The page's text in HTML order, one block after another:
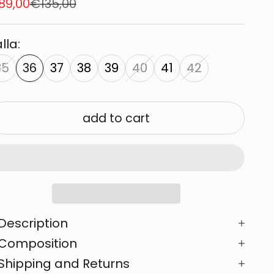
€135,00
36 37 38 39 40 41 42
add to cart
and Returns